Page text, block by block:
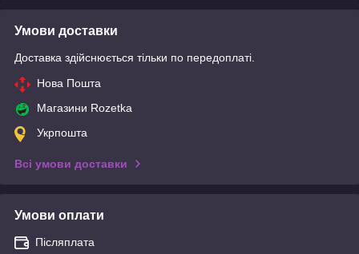
Умови доставки
Доставка здійснюється тільки по передоплаті.
Нова Пошта
Магазини Rozetka
Укрпошта
Всі умови доставки
Умови оплати
Післяплата